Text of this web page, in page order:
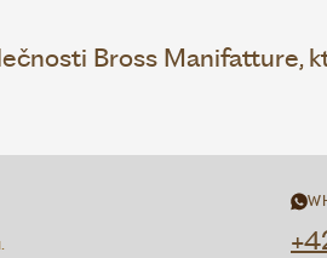
Bross Manifatture,